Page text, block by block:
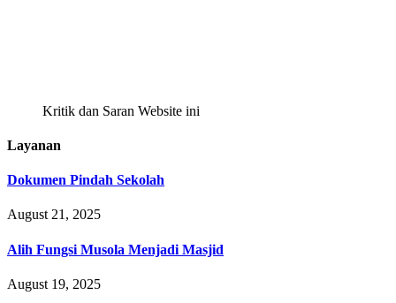
Kritik dan Saran Website ini
Layanan
Dokumen Pindah Sekolah
August 21, 2025
Alih Fungsi Musola Menjadi Masjid
August 19, 2025